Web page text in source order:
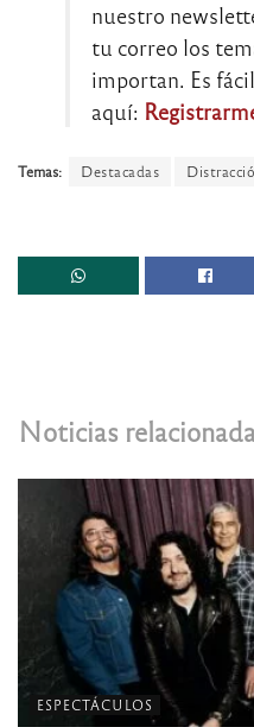
nuestro
tu correo los
importan. Es
aquí:
Temas: Destacadas
Noticias
ESPECTÁCULOS